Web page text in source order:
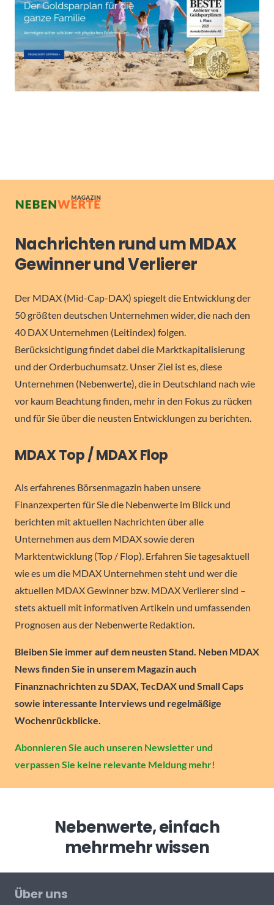
Nachrichten rund um MDAX
Gewinner und Verlierer
Der MDAX (Mid-Cap-DAX) spiegelt die Entwicklung der
50 größten deutschen Unternehmen wider, die nach den
40 DAX Unternehmen (Leitindex) folgen.
Berücksichtigung findet dabei die Marktkapitalisierung
und der Orderbuchumsatz. Unser Ziel ist es, diese
Unternehmen (Nebenwerte), die in Deutschland nach wie
vor kaum Beachtung finden, mehr in den Fokus zu rücken
und für Sie über die neusten Entwicklungen zu berichten.
MDAX Top / MDAX Flop
Als erfahrenes Börsenmagazin haben unsere
Finanzexperten für Sie die Nebenwerte im Blick und
berichten mit aktuellen Nachrichten über alle
Unternehmen aus dem MDAX sowie deren
Marktentwicklung (Top / Flop). Erfahren Sie tagesaktuell
wie es um die MDAX Unternehmen steht und wer die
aktuellen MDAX Gewinner bzw. MDAX Verlierer sind –
stets aktuell mit informativen Artikeln und umfassenden
Prognosen aus der Nebenwerte Redaktion.
Bleiben Sie immer auf dem neusten Stand. Neben MDAX
News finden Sie in unserem Magazin auch
Finanznachrichten zu SDAX, TecDAX und Small Caps
sowie interessante Interviews und regelmäßige
Wochenrückblicke.
Abonnieren Sie auch unseren Newsletter und
verpassen Sie keine relevante Meldung mehr!
Nebenwerte, einfach
mehrmehr wissen
Über uns